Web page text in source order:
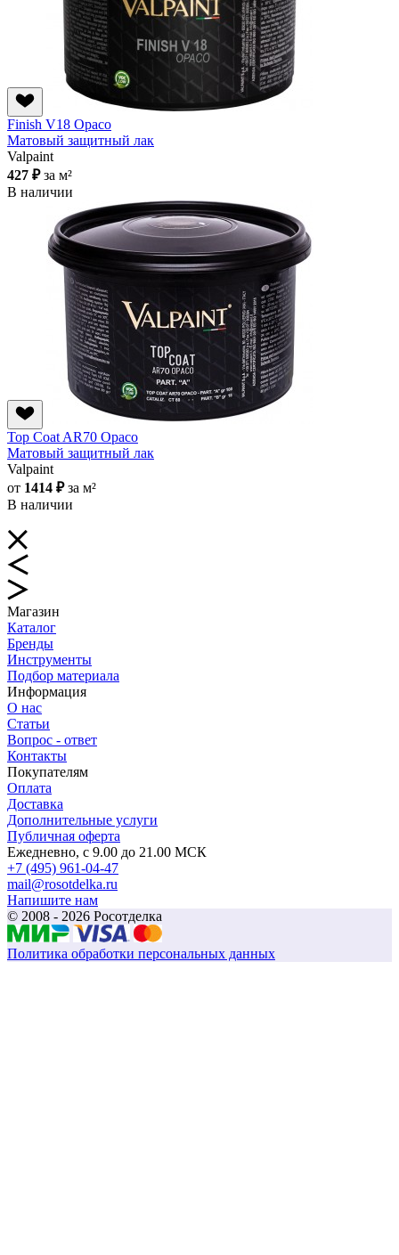
Finish V18 Opaco
Матовый защитный лак
Valpaint
427 ₽за м²
В наличии
Top Coat AR70 Opaco
Матовый защитный лак
Valpaint
от 1414 ₽за м²
В наличии
Магазин
Каталог
Бренды
Инструменты
Подбор материала
Информация
О нас
Статьи
Вопрос - ответ
Контакты
Покупателям
Оплата
Доставка
Дополнительные услуги
Публичная оферта
Ежедневно, с 9.00 до 21.00 МСК
+7 (495) 961-04-47
mail@rosotdelka.ru
Напишите нам
© 2008 - 2026 Росотделка
Политика обработки персональных данных